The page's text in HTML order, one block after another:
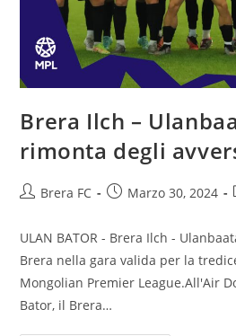
Brera Ilch –
rimonta degli
Brera FC Marzo 30, 2024
ULAN BATOR - Brera Ilch -
Brera nella gara valida per la
Mongolian Premier League.All'Air
Bator, il Brera…